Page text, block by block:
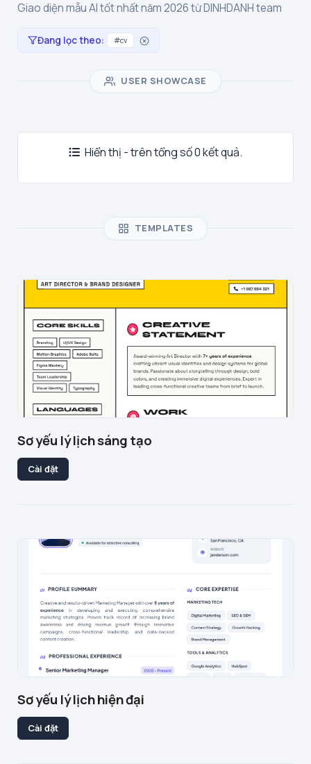
Giao diện mẫu AI tốt nhất năm 2026 từ DINHDANH team
Đang lọc theo: #cv
USER SHOWCASE
Hiển thị - trên tổng số 0 kết quả.
TEMPLATES
Sơ yếu lý lịch sáng tạo
Cài đặt
Sơ yếu lý lịch hiện đại
Cài đặt